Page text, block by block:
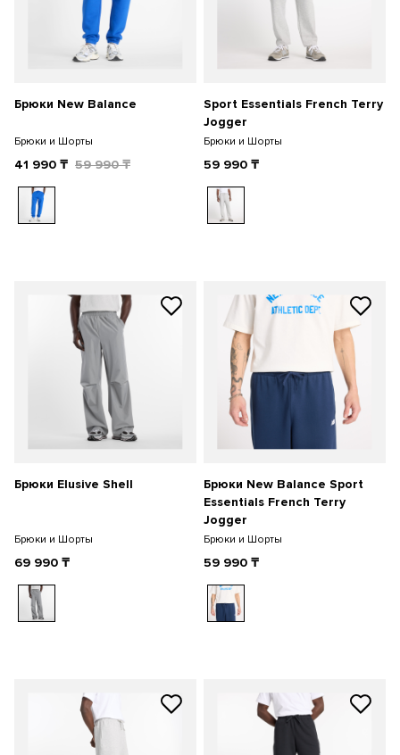
Брюки New Balance
Брюки и Шорты
41 990 ₸ 59 990₸
Sport Essentials French Terry
Jogger
Брюки и Шорты
59 990 ₸
Брюки Elusive Shell
Брюки и Шорты
69 990 ₸
Брюки New Balance Sport
Essentials French Terry
Jogger
Брюки и Шорты
59 990 ₸